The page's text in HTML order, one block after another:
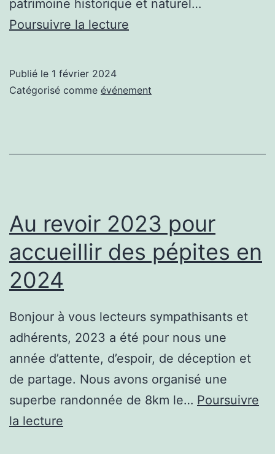
patrimoine historique et naturel…
Poursuivre la lecture
Canal
Publié le 1 février 2024
Catégorisé comme événement
Au revoir 2023 pour
accueillir des pépites en
2024
Bonjour à vous lecteurs sympathisants et
adhérents, 2023 a été pour nous une
année d’attente, d’espoir, de déception et
de partage. Nous avons organisé une
superbe randonnée de 8km le… Poursuivre
la lecture